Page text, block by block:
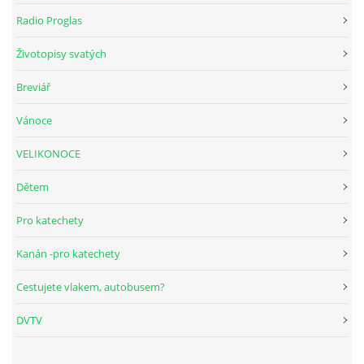
HUDEBNÍ KOUTEK
ODKAZY
Farnost Studená
Radio Proglas
Životopisy svatých
Breviář
Vánoce
VELIKONOCE
Dětem
Pro katechety
Kanán -pro katechety
Cestujete vlakem, autobusem?
DVTV